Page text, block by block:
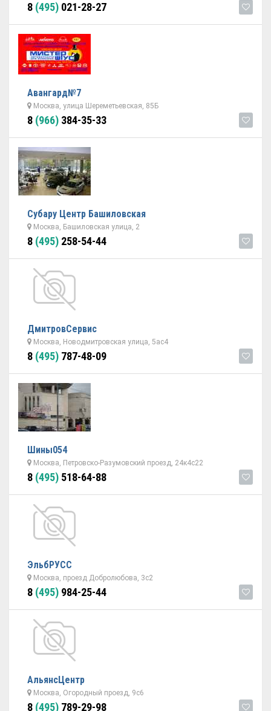
8 (495) 021-28-27
Авангард№7
Москва, улица Шереметьевская, 85Б
8 (966) 384-35-33
Субару Центр Башиловская
Москва, Башиловская улица, 2
8 (495) 258-54-44
ДмитровСервис
Москва, Новодмитровская улица, 5ас4
8 (495) 787-48-09
Шины054
Москва, Петровско-Разумовский проезд, 24к4с22
8 (495) 518-64-88
ЭльбРУСС
Москва, проезд Добролюбова, 3с2
8 (495) 984-25-44
АльянсЦентр
Москва, Огородный проезд, 9с6
8 (495) 789-29-98